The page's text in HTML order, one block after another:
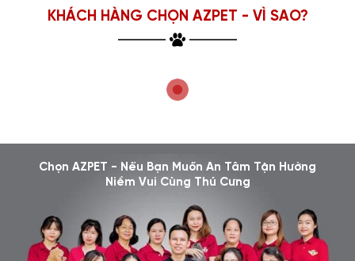
KHÁCH HÀNG CHỌN AZPET - VÌ SAO?
Chọn AZPET - Nếu Bạn Muốn An Tâm Tận Hưởng
Niềm Vui Cùng Thú Cưng